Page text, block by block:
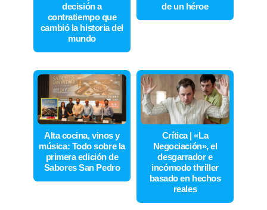
decisión a
contratiempo que
cambió la historia del
mundo
de un héroe
Alta cocina, vinos y
música: Todo sobre la
primera edición de
Sabores San Pedro
Crítica | «La
Negociación», el
desgarrador e
incómodo thriller
basado en hechos
reales